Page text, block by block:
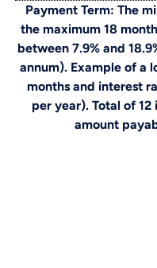
Payment Term: The
the maximum 18
between 7.9% and
annum). Example of a
months and interest
per year). Total of 12
amount